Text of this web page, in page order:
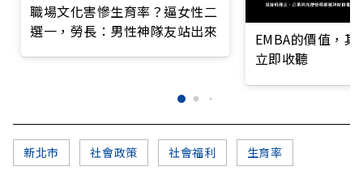
職場文化害慘生育率？逼女性二
選一，勞長：男性神隊友站出來
EMBA的價值，
立即收聽
新北市 社會政策 社會福利 生育率